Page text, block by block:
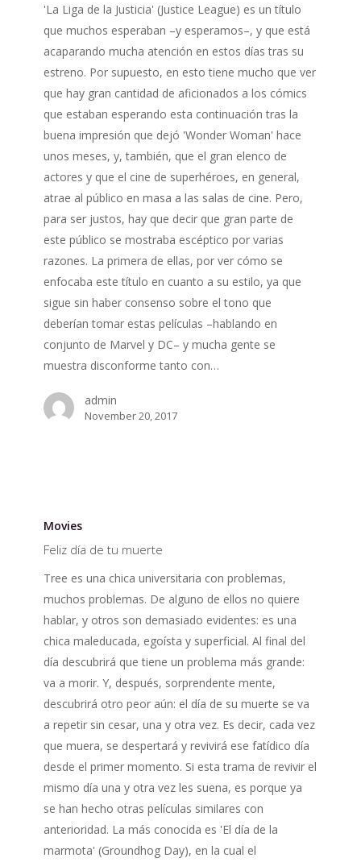
Justicia
'La Liga de la Justicia' (Justice League) es un título
que muchos esperaban –y esperamos–, y que está
acaparando mucha atención en estos días tras su
estreno. Por supuesto, en esto tiene mucho que ver
que hay gran cantidad de aficionados a los cómics
que estaban esperando esta continuación tras la
buena impresión que dejó 'Wonder Woman' hace
unos meses, y, también, que el gran elenco de
actores y que el cine de superhéroes, en general,
atrae al público en masa a las salas de cine. Pero,
para ser justos, hay que decir que gran parte de
este público se mostraba escéptico por varias
razones. La primera de ellas, por ver cómo se
enfocaba este título en cuanto a su estilo, ya que
sigue sin haber consenso sobre el tono que
deberían tomar estas películas –hablando en
conjunto de Marvel y DC– y mucha gente se
muestra disconforme tanto con…
admin
November 20, 2017
muerte
Movies
Feliz día de tu muerte
Tree es una chica universitaria con problemas,
muchos problemas. De alguno de ellos no quiere
hablar, y otros son demasiado evidentes: es una
chica maleducada, egoísta y superficial. Al final del
día descubrirá que tiene un problema más grande:
va a morir. Y, después, sorprendente mente,
descubrirá otro peor aún: el día de su muerte se va
a repetir sin cesar, una y otra vez. Es decir, cada vez
que muera, se despertará y revivirá ese fatídico día
desde el primer momento. Si esta trama de revivir el
mismo día una y otra vez les suena, es porque ya
se han hecho otras películas similares con
anterioridad. La más conocida es 'El día de la
marmota' (Groundhog Day), en la cual el